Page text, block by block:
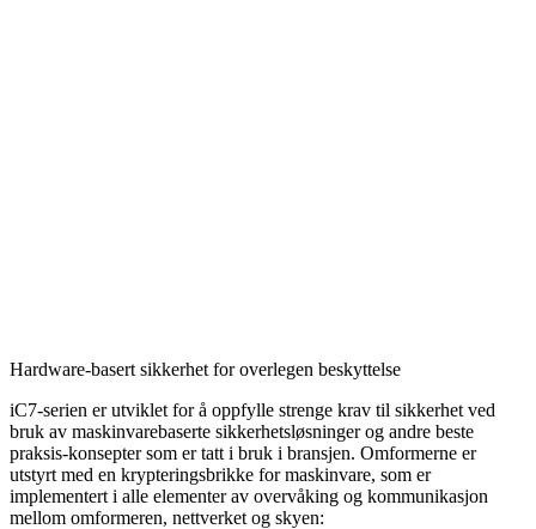
Hardware-basert sikkerhet for overlegen beskyttelse
iC7-serien er utviklet for å oppfylle strenge krav til sikkerhet ved
bruk av maskinvarebaserte sikkerhetsløsninger og andre beste
praksis-konsepter som er tatt i bruk i bransjen. Omformerne er
utstyrt med en krypteringsbrikke for maskinvare, som er
implementert i alle elementer av overvåking og kommunikasjon
mellom omformeren, nettverket og skyen: